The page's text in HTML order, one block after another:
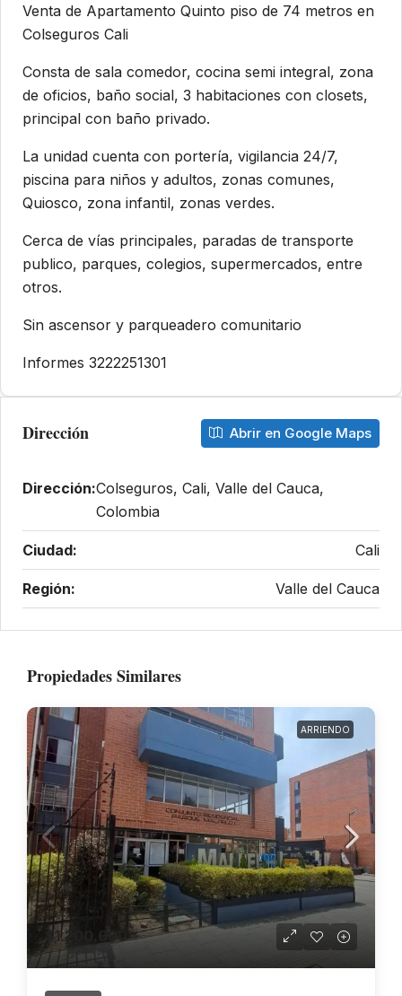
Venta de Apartamento Quinto piso de 74 metros en
Colseguros Cali
Consta de sala comedor, cocina semi integral, zona
de oficios, baño social, 3 habitaciones con closets,
principal con baño privado.
La unidad cuenta con portería, vigilancia 24/7,
piscina para niños y adultos, zonas comunes,
Quiosco, zona infantil, zonas verdes.
Cerca de vías principales, paradas de transporte
publico, parques, colegios, supermercados, entre
otros.
Sin ascensor y parqueadero comunitario
Informes 3222251301
Dirección Abrir en Google Maps
Dirección:Colseguros, Cali, Valle del Cauca,
Colombia
Ciudad: Cali
Región: Valle del Cauca
Propiedades Similares
ARRIENDO
$1.200.000